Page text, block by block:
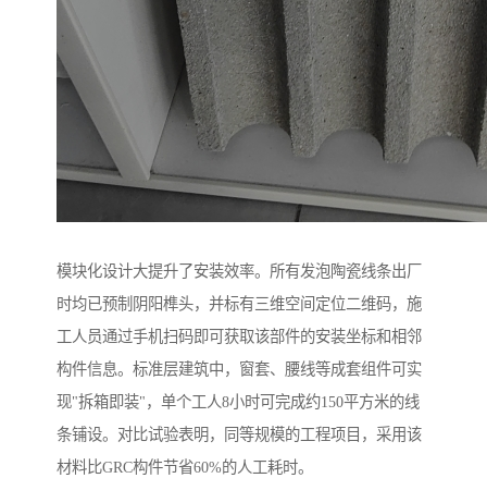
模块化设计大提升了安装效率。所有发泡陶瓷线条出厂
时均已预制阴阳榫头，并标有三维空间定位二维码，施
工人员通过手机扫码即可获取该部件的安装坐标和相邻
构件信息。标准层建筑中，窗套、腰线等成套组件可实
现"拆箱即装"，单个工人8小时可完成约150平方米的线
条铺设。对比试验表明，同等规模的工程项目，采用该
材料比GRC构件节省60%的人工耗时。